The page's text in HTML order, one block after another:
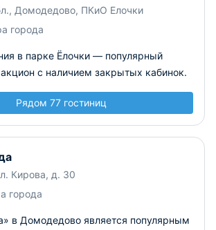
Домодедово, ПКиО Елочки
города
в парке Ёлочки — популярный
с наличием закрытых кабинок.
Рядом 77 гостиниц
Кирова, д. 30
города
в Домодедово является популярным